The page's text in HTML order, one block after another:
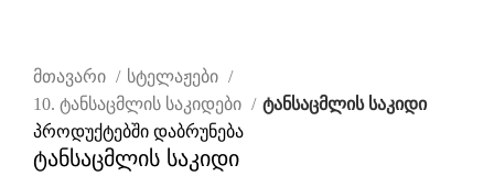
მთავარი
სტელაჟები
10. ტანსაცმლის საკიდები
ტანსაცმლის საკიდი
პროდუქტებში დაბრუნება
ტანსაცმლის საკიდი